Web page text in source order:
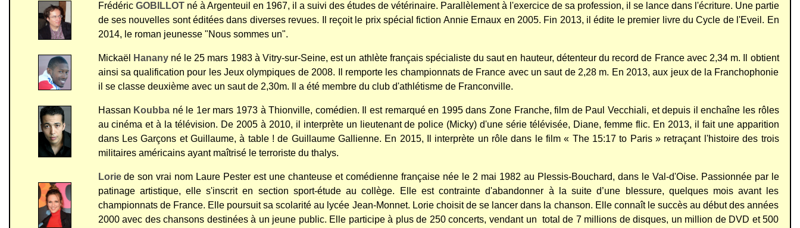
FrédéricGOBILLOT né à Argenteuil en 1967, il a suivi des études de vétérinaire. Parallèlement à l'exercice de sa profession, il se lance dans l'écriture. Une partie
de ses nouvelles sont éditées dans diverses revues. Il reçoit le prix spécial fiction Annie Ernaux en 2005. Fin 2013, il édite le premier livre du Cycle de l'Eveil. En
2014, le roman jeunesse "Nous sommes un".
Mickaël Hananyné le 25 mars 1983 à Vitry-sur-Seine, est un athlète français spécialiste du saut en hauteur, détenteur du record de France avec 2,34 m. Il obtient
ainsi sa qualification pour les Jeux olympiques de 2008.
Il remporte les championnats de France avec un saut de 2,28 m. En 2013, aux jeux de la Franchophonie
il se classe deuxième avec un saut de 2,30m. Il a été membre du club d'athlétisme de Franconville.
Hassan Koubba né le 1er mars 1973 à Thionville, comédien. Il est remarqué en 1995 dans Zone Franche, film de Paul Vecchiali, et depuis il enchaîne les rôles
au cinéma et à la télévision. De 2005 à 2010, il interprète un lieutenant de police (Micky) d'une série télévisée, Diane, femme flic. En 2013, il fait une apparition
dans Les Garçons et Guillaume, à table ! de Guillaume Gallienne. En 2015, Il interprète un rôle dans le film « The 15:17 to Paris » retraçant l'histoire des trois
militaires américains ayant maîtrisé le terroriste du thalys.
Loriede son vrai nom Laure Pester est une chanteuse et comédienne française née le 2 mai 1982 au Plessis-Bouchard, dans le Val-d'Oise. Passionnée par le
patinage artistique, elle s'inscrit en section sport-étude au collège. Elle est contrainte d'abandonner à la suite d’une blessure, quelques mois avant les
championnats de France. Elle poursuit sa scolarité au lycée Jean-Monnet. Lorie choisit de se lancer dans la chanson. Elle connaît le succès au début des années
2000 avec des chansons destinées à un jeune public. Elle participe à plus de 250 concerts, vendant un total de 7 millions de disques, un million de DVD et 500